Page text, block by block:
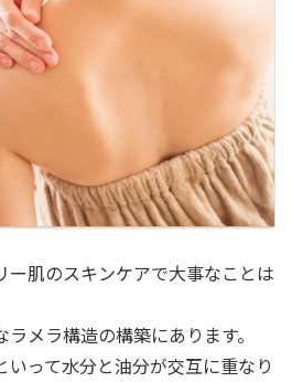
ー肌のスキンケアで大事なことは
メラ構造の構築にあります。
って水分と油分が交互に重なり